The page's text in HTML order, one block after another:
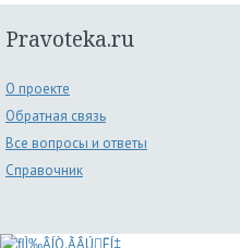
Pravoteka.ru
О проекте
Обратная связь
Все вопросы и ответы
Справочник